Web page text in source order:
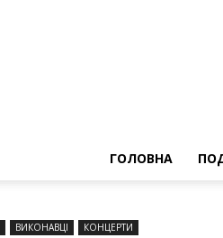
ГОЛОВНА
ВИКОНАВЦІ КОНЦЕРТИ